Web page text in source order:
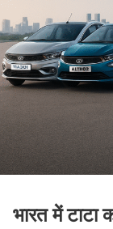
भारत में टाटा